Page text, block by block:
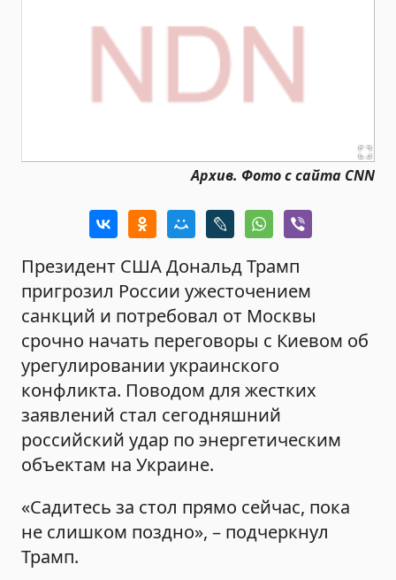
Архив. Фото c сайта CNN
Президент США Дональд Трамп
пригрозил России ужесточением
санкций и потребовал от Москвы
срочно начать переговоры с Киевом об
урегулировании украинского
конфликта. Поводом для жестких
заявлений стал сегодняшний
российский удар по энергетическим
объектам на Украине.
«Садитесь за стол прямо сейчас, пока
не слишком поздно», – подчеркнул
Трамп.